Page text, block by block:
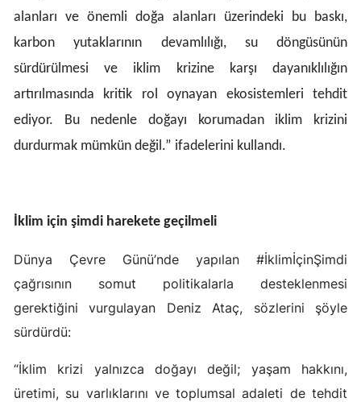
Osmaniye
Düzce
alanları ve önemli doğa alanları üzerindeki bu baskı,
karbon yutaklarının devamlılığı, su döngüsünün
sürdürülmesi ve iklim krizine karşı dayanıklılığın
artırılmasında kritik rol oynayan ekosistemleri tehdit
ediyor. Bu nedenle doğayı korumadan iklim krizini
durdurmak mümkün değil.” ifadelerini kullandı.
İklim için şimdi harekete geçilmeli
Dünya Çevre Günü’nde yapılan #İklimİçinŞimdi
çağrısının somut politikalarla desteklenmesi
gerektiğini vurgulayan Deniz Ataç, sözlerini şöyle
sürdürdü:
“İklim krizi yalnızca doğayı değil; yaşam hakkını,
üretimi, su varlıklarını ve toplumsal adaleti de tehdit